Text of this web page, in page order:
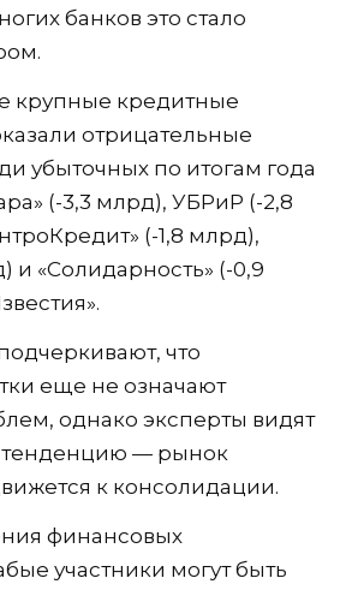
банков это стало
крупные кредитные
отрицательные
убыточных по итогам года
(-3,3 млрд), УБРиР (-2,8
(-1,8 млрд),
и «Солидарность» (-0,9
что
еще не означают
однако эксперты видят
тенденцию — рынок
к консолидации.
финансовых
участники могут быть